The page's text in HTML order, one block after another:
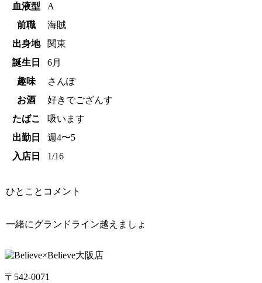
血液型
A
前職
海賊
出身地
関東
誕生日
6月
趣味
さんぽ
お酒
好きでござんす
たばこ
吸います
出勤日
週4〜5
入店日
1/16
ひとことコメント
一緒にグランドライン越えましょ
〒542-0071